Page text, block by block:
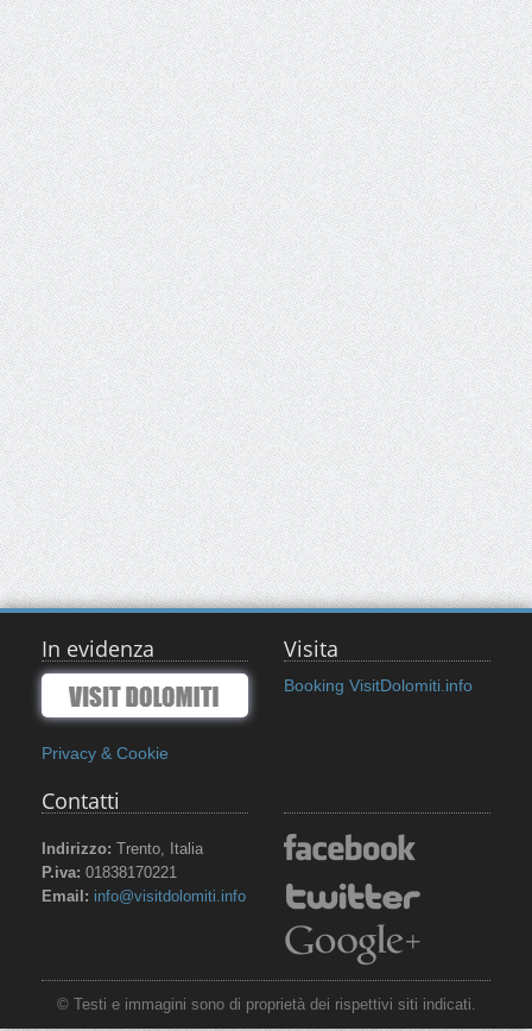
In evidenza
Privacy & Cookie
Visita
Booking VisitDolomiti.info
Contatti
Indirizzo: Trento, Italia
P.iva: 01838170221
Email: info@visitdolomiti.info
© Testi e immagini sono di proprietà dei rispettivi siti indicati.